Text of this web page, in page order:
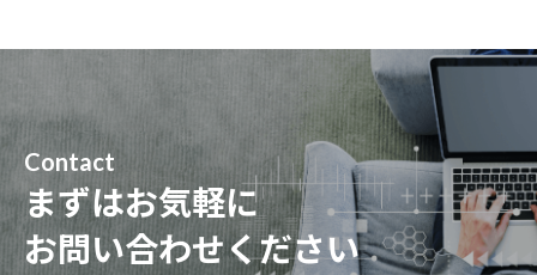
Contact
まずはお気軽に
お問い合わせください